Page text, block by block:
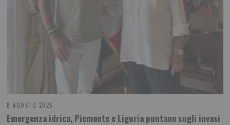
8 AGOSTO 2026
Emergenza idrica, Piemonte e Liguria puntano sugli invasi